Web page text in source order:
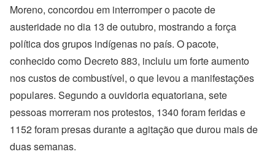
Moreno, concordou em interromper o pacote de
austeridade no dia 13 de outubro, mostrando a força
política dos grupos indígenas no país. O pacote,
conhecido como Decreto 883, incluiu um forte aumento
nos custos de combustível, o que levou a manifestações
populares. Segundo a ouvidoria equatoriana, sete
pessoas morreram nos protestos, 1340 foram feridas e
1152 foram presas durante a agitação que durou mais de
duas semanas.